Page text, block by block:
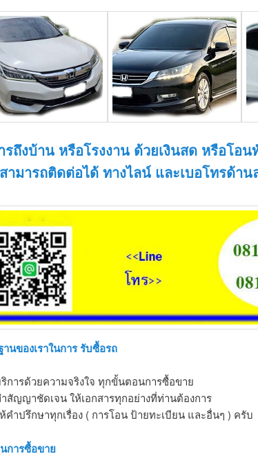
รถึงบ้าน หรือโรงงาน ด้วยเงินสด หรือโอ
ามารถติดต่อได้ ทางไลน์ และเบอโทรด้าน
นของเราในการ รับซื้อรถ
การด้วยความจริงใจ ทุกขั้นตอนการซื้อขาย
สัญญาชัดเจน ให้เอกสารทุกอย่างที่ท่านต้องการ
คำปรึกษาทุกเรื่อง ( การโอน ป้ายทะเบียน และอื่นๆ ) ครับ
การซื้อขาย